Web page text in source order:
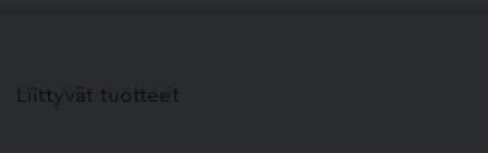
Liittyvät tuotteet